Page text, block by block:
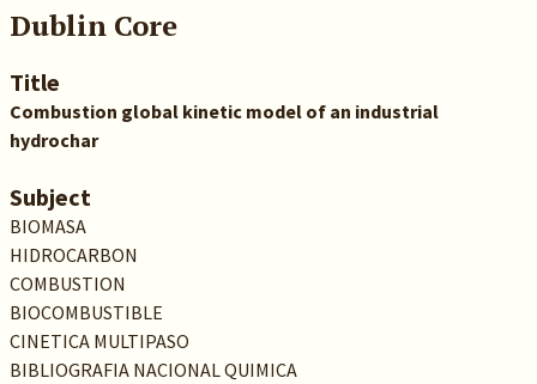
Dublin Core
Title
Combustion global kinetic model of an industrial
hydrochar
Subject
BIOMASA
HIDROCARBON
COMBUSTION
BIOCOMBUSTIBLE
CINETICA MULTIPASO
BIBLIOGRAFIA NACIONAL QUIMICA